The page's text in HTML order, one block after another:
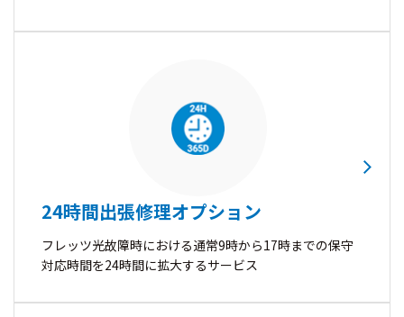
24時間出張修理オプション
フレッツ光故障時における通常9時から17時までの保守
対応時間を24時間に拡大するサービス